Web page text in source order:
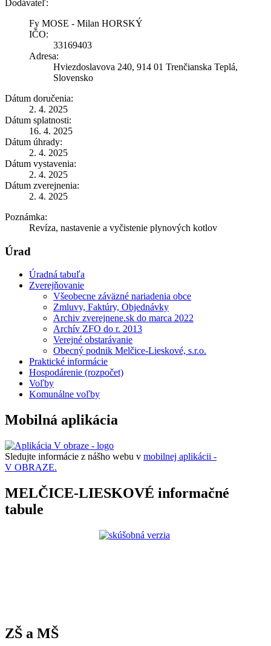
Dodávateľ:
Fy MOSE - Milan HORSKÝ
IČO:
33169403
Adresa:
Hviezdoslavova 240, 914 01 Trenčianska Teplá,
Slovensko
Dátum doručenia:
2. 4. 2025
Dátum splatnosti:
16. 4. 2025
Dátum úhrady:
2. 4. 2025
Dátum vystavenia:
2. 4. 2025
Dátum zverejnenia:
2. 4. 2025
Poznámka:
Revíza, nastavenie a vyčistenie plynových kotlov
Úrad
Úradná tabuľa
Zverejňovanie
Všeobecne záväzné nariadenia obce
Zmluvy, Faktúry, Objednávky
Archiv zverejnene.sk do marca 2022
Archív ZFO do r. 2013
Verejné obstarávanie
Obecný podnik Melčice-Lieskové, s.r.o.
Praktické informácie
Hospodárenie (rozpočet)
Voľby
Komunálne voľby
Mobilná aplikácia
Sledujte informácie z nášho webu v mobilnej aplikácii -
V OBRAZE.
MELČICE-LIESKOVÉ informačné
tabule
ZŠ a MŠ